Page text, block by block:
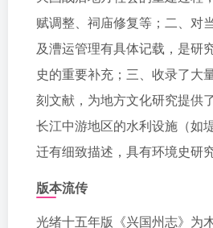
赋调整、祠庙修复等；二、对
及漕运管理有具体记载，是研
史的重要补充；三、收录了大
刻文献，为地方文化研究提供
长江中游地区的水利设施（如
迁有细致描述，具有环境史研究
版本流传
光绪十五年版《兴国州志》为